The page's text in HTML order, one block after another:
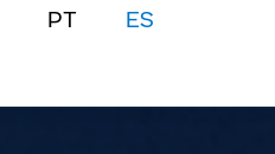
PT ES